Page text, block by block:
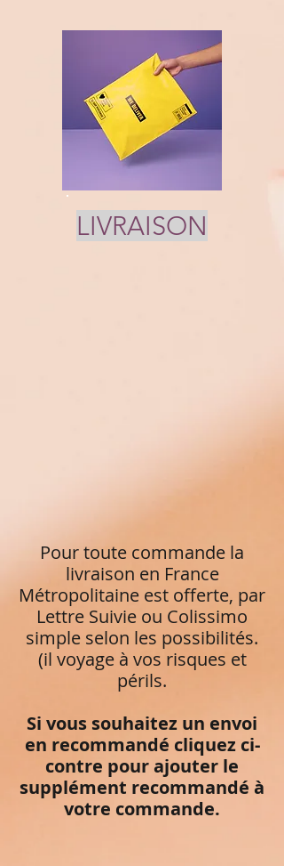
LIVRAISON
Pour toute commande la
livraison en France
Métropolitaine est offerte, par
Lettre Suivie ou Colissimo
simple selon les possibilités.
(il voyage à vos risques et
périls.
Si vous souhaitez un envoi
en recommandé cliquez ci-
contre pour ajouter le
supplément recommandé à
votre commande.